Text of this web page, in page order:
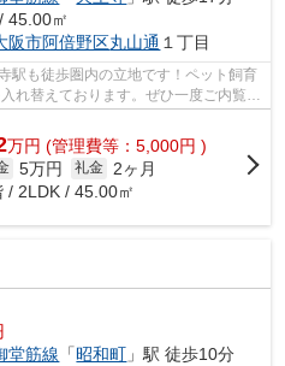
45.00㎡
阪市阿倍野区丸山通 １丁目
駅も徒歩圏内の立地です！ペット飼育
万円 (管理費等：5,000円 )
5万円 礼金
2ヶ月
/ 2LDK / 45.00㎡
堂筋線 「昭和町 」駅 徒歩10分